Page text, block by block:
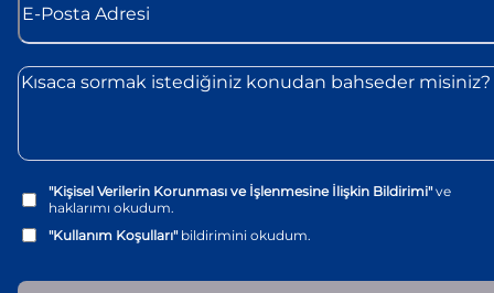
"Kişisel Verilerin Korunması ve İşlenmesine İlişkin Bildirimi"ve
haklarımı okudum.
"Kullanım Koşulları"bildirimini okudum.